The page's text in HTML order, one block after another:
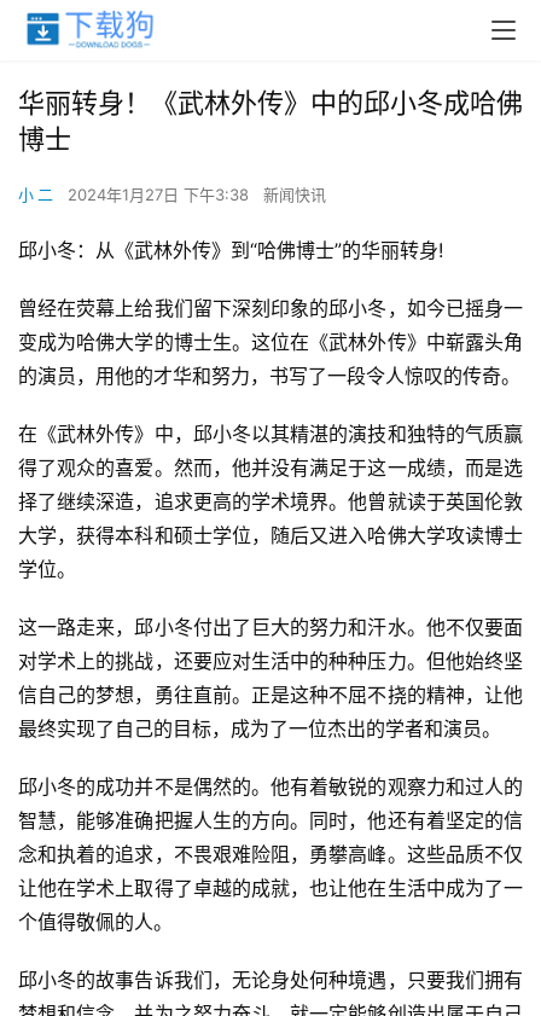
华丽转身！《武林外传》中的邱小冬成哈佛
博士
小 二 2024年1月27日 下午3:38 新闻快讯
邱小冬：从《武林外传》到“哈佛博士”的华丽转身!
曾经在荧幕上给我们留下深刻印象的邱小冬，如今已摇身一
变成为哈佛大学的博士生。这位在《武林外传》中崭露头角
的演员，用他的才华和努力，书写了一段令人惊叹的传奇。
在《武林外传》中，邱小冬以其精湛的演技和独特的气质赢
得了观众的喜爱。然而，他并没有满足于这一成绩，而是选
择了继续深造，追求更高的学术境界。他曾就读于英国伦敦
大学，获得本科和硕士学位，随后又进入哈佛大学攻读博士
学位。
这一路走来，邱小冬付出了巨大的努力和汗水。他不仅要面
对学术上的挑战，还要应对生活中的种种压力。但他始终坚
信自己的梦想，勇往直前。正是这种不屈不挠的精神，让他
最终实现了自己的目标，成为了一位杰出的学者和演员。
邱小冬的成功并不是偶然的。他有着敏锐的观察力和过人的
智慧，能够准确把握人生的方向。同时，他还有着坚定的信
念和执着的追求，不畏艰难险阻，勇攀高峰。这些品质不仅
让他在学术上取得了卓越的成就，也让他在生活中成为了一
个值得敬佩的人。
邱小冬的故事告诉我们，无论身处何种境遇，只要我们拥有